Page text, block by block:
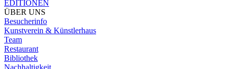
EDITIONEN
ÜBER UNS
Besucherinfo
Kunstverein & Künstlerhaus
Team
Restaurant
Bibliothek
Nachhaltigkeit